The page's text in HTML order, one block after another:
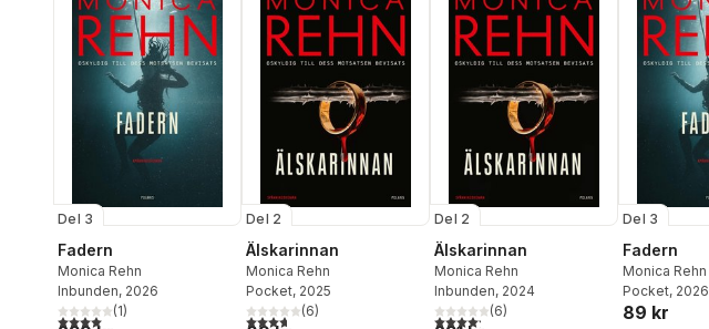
Del 3
Fadern
Monica Rehn
Inbunden, 2026
4,0utav 5 stjärnor. Totalt antal röster:
(1)
Del 2
Älskarinnan
Monica Rehn
Pocket, 2025
3,7utav 5 stjärnor. Totalt antal röster:
(6)
Del 2
Älskarinnan
Monica Rehn
Inbunden, 2024
4,2utav 5 stjärnor. Totalt antal röster:
(6)
Del 3
Fadern
Monica Rehn
Pocket, 2026
89 kr